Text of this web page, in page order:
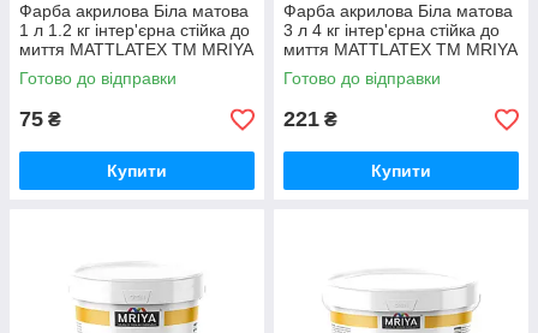
Фарба акрилова Біла матова
1 л 1.2 кг інтер'єрна стійка до
миття MATTLATEX ТМ MRIYA
Готово до відправки
75 ₴
Купити
Фарба акрилова Біла матова
3 л 4 кг інтер'єрна стійка до
миття MATTLATEX ТМ MRIYA
Готово до відправки
221 ₴
Купити